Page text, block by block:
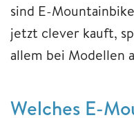
sind E-
jetzt clever kauft,
allem bei Modellen
Welches E-